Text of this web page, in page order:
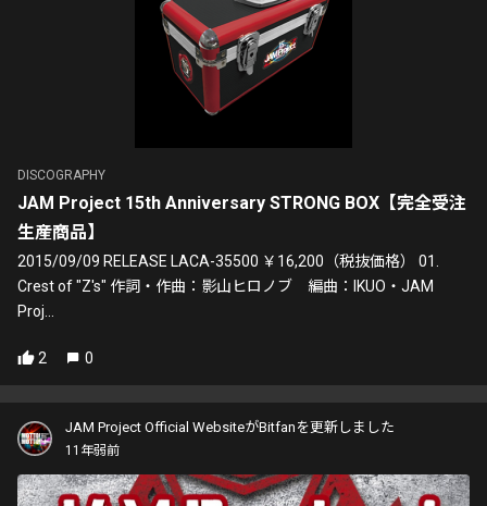
DISCOGRAPHY
JAM Project 15th Anniversary STRONG BOX【完全受注
生産商品】
2015/09/09 RELEASE LACA-35500 ￥16,200（税抜価格） 01.
Crest of "Z's" 作詞・作曲：影山ヒロノブ 編曲：IKUO・JAM
Proj...
2 0
JAM Project Official WebsiteがBitfanを更新しました
11年弱前